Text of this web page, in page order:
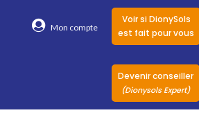
Mon compte
Voir si DionySols
est fait pour vous
Devenir conseiller
(Dionysols Expert)